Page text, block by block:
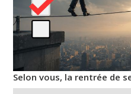
Selon vous, la rentrée de